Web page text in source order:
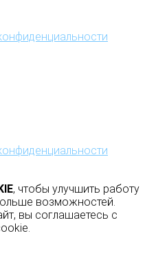
, чтобы улучшить работу
возможностей.
вы соглашаетесь с